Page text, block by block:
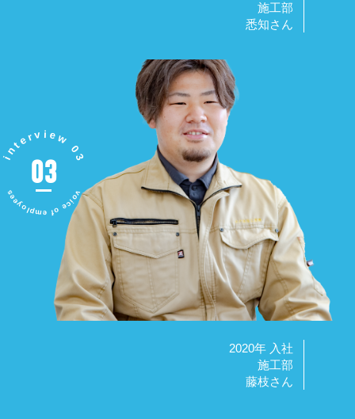
施工部
悉知さん
interview 03
voice of employees
03
2020年 入社
施工部
藤枝さん